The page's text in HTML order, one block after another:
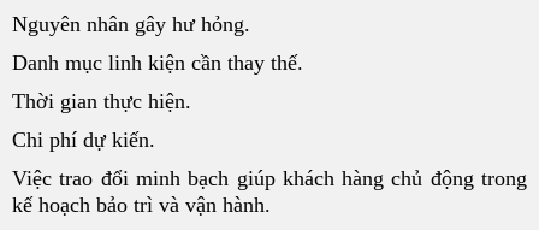
Nguyên nhân gây hư hỏng.
Danh mục linh kiện cần thay thế.
Thời gian thực hiện.
Chi phí dự kiến.
Việc trao đổi minh bạch giúp khách hàng chủ động trong
kế hoạch bảo trì và vận hành.